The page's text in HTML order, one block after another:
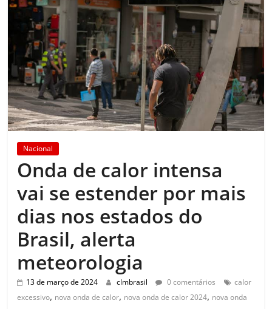
Nacional
Onda de calor intensa
vai se estender por mais
dias nos estados do
Brasil, alerta
meteorologia
13 de março de 2024 clmbrasil 0 comentários
calor
excessivo, nova onda de calor, nova onda de calor 2024, nova onda